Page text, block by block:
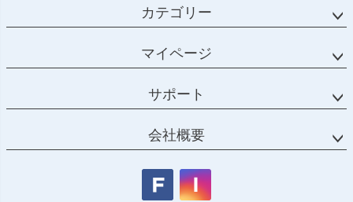
カテゴリー
マイページ
サポート
会社概要